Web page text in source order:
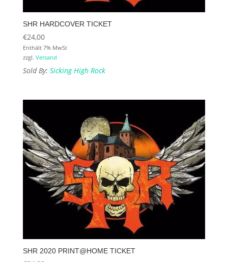
SHR HARDCOVER TICKET
€24,00
Enthält 7% MwSt
zzgl. Versand
Sold By: Sicking High Rock
SHR 2020 PRINT@HOME TICKET